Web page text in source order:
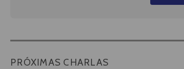
PRÓXIMAS CHARLAS